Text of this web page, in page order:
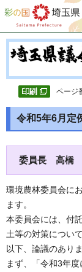
彩の国 埼玉県
ページ
令和5年6月定
委員長 高橋
環境農林委員会に
ます。
本委員会には、付
土等の対策につい
以下、論議のあり
まず、「令和3年